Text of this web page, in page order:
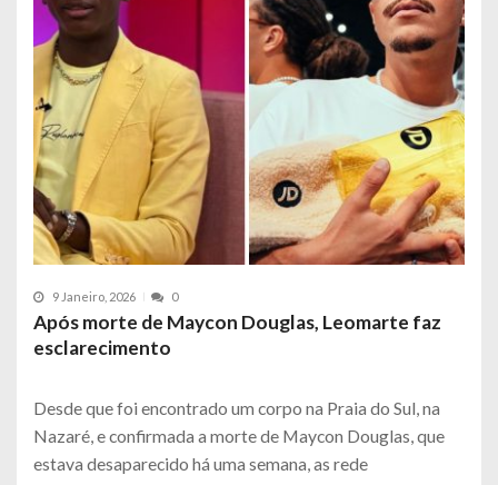
9 Janeiro, 2026 0
Após morte de Maycon Douglas, Leomarte faz
esclarecimento
Desde que foi encontrado um corpo na Praia do Sul, na
Nazaré, e confirmada a morte de Maycon Douglas, que
estava desaparecido há uma semana, as rede